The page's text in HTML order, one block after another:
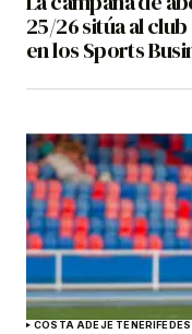
25/26 sitúa al
en los Sports
COSTA ADEJE TENERIFE